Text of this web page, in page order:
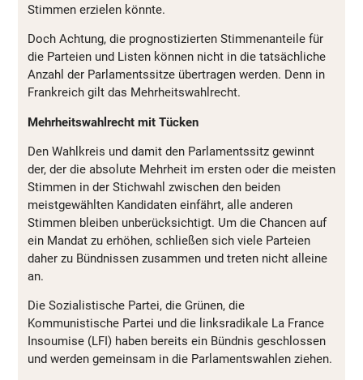
Stimmen erzielen könnte.
Doch Achtung, die prognostizierten Stimmenanteile für
die Parteien und Listen können nicht in die tatsächliche
Anzahl der Parlamentssitze übertragen werden. Denn in
Frankreich gilt das Mehrheitswahlrecht.
Mehrheitswahlrecht mit Tücken
Den Wahlkreis und damit den Parlamentssitz gewinnt
der, der die absolute Mehrheit im ersten oder die meisten
Stimmen in der Stichwahl zwischen den beiden
meistgewählten Kandidaten einfährt, alle anderen
Stimmen bleiben unberücksichtigt. Um die Chancen auf
ein Mandat zu erhöhen, schließen sich viele Parteien
daher zu Bündnissen zusammen und treten nicht alleine
an.
Die Sozialistische Partei, die Grünen, die
Kommunistische Partei und die linksradikale La France
Insoumise (LFI) haben bereits ein Bündnis geschlossen
und werden gemeinsam in die Parlamentswahlen ziehen.